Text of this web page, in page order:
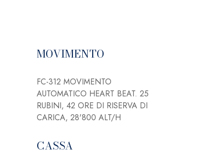
MOVIMENTO
FC-312 MOVIMENTO
AUTOMATICO HEART BEAT. 25
RUBINI, 42 ORE DI RISERVA DI
CARICA, 28'800 ALT/H
CASSA